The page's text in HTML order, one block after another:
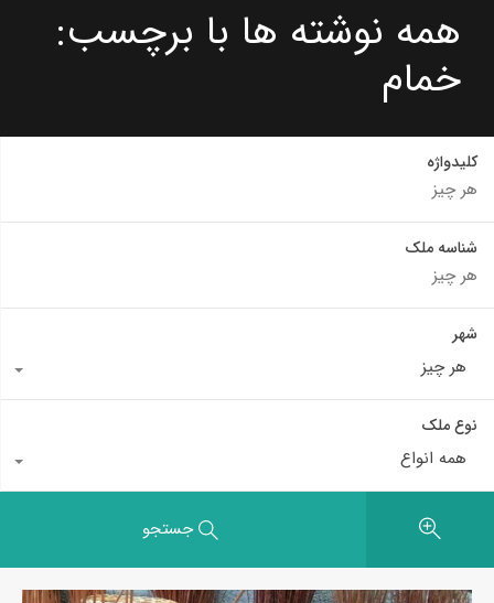
همه نوشته ها با برچسب:
خمام
کلیدواژه
شناسه ملک
شهر
هر چیز
نوع ملک
همه انواع
جستجو